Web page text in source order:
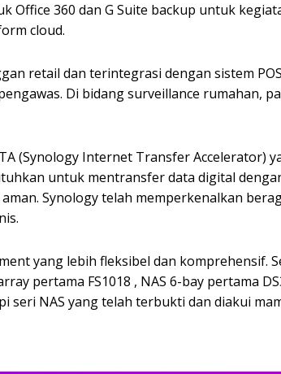
360 dan G Suite backup untuk
cloud.
retail dan terintegrasi dengan sistem
Di bidang surveillance rumahan,
(Synology Internet Transfer Accelerator)
untuk mentransfer data digital
Synology telah memperkenalkan
yang lebih fleksibel dan komprehensif.
pertama FS1018 , NAS 6-bay pertama
NAS yang telah terbukti dan diakui